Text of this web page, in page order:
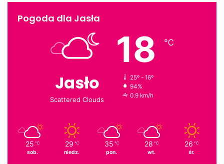
Pogoda dla Jasła
Jasło
Scattered Clouds
18 ℃
25º - 16º
94%
0.9 km/h
25 ℃
sob.
29 ℃
niedz.
35 ℃
pon.
28 ℃
wt.
26 ℃
śr.